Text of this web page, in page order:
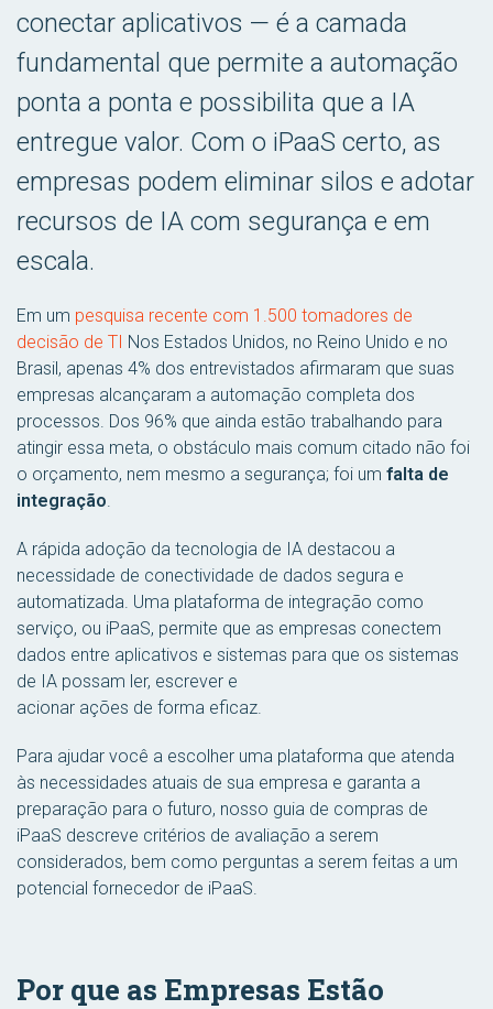
conectar aplicativos — é a camada
fundamental que permite a automação
ponta a ponta e possibilita que a IA
entregue valor. Com o iPaaS certo, as
empresas podem eliminar silos e adotar
recursos de IA com segurança e em
escala.
Em um pesquisa recente com 1.500 tomadores de
decisão de TI Nos Estados Unidos, no Reino Unido e no
Brasil, apenas 4% dos entrevistados afirmaram que suas
empresas alcançaram a automação completa dos
processos. Dos 96% que ainda estão trabalhando para
atingir essa meta, o obstáculo mais comum citado não foi
o orçamento, nem mesmo a segurança; foi um falta de
integração.
A rápida adoção da tecnologia de IA destacou a
necessidade de conectividade de dados segura e
automatizada. Uma plataforma de integração como
serviço, ou iPaaS, permite que as empresas conectem
dados entre aplicativos e sistemas para que os sistemas
de IA possam ler, escrever e
acionar ações de forma eficaz.
Para ajudar você a escolher uma plataforma que atenda
às necessidades atuais de sua empresa e garanta a
preparação para o futuro, nosso guia de compras de
iPaaS descreve critérios de avaliação a serem
considerados, bem como perguntas a serem feitas a um
potencial fornecedor de iPaaS.
Por que as Empresas Estão